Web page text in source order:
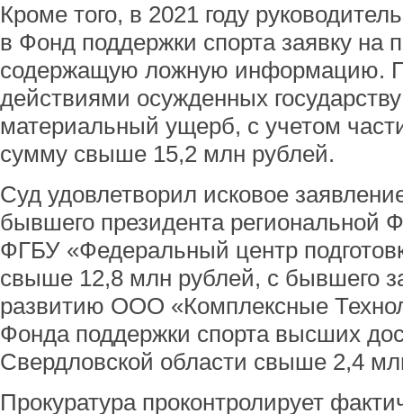
Кроме того, в 2021 году
в Фонд поддержки спорта заявку на
содержащую ложную информацию.
действиями осужденных
материальный ущерб, с учетом
сумму свыше 15,2 млн рублей.
Суд удовлетворил исковое
бывшего президента региональной
ФГБУ «Федеральный центр
свыше 12,8 млн рублей, с бывшего
развитию ООО «Комплексные
Фонда поддержки спорта высших
Свердловской области свыше 2,4
Прокуратура проконтролирует